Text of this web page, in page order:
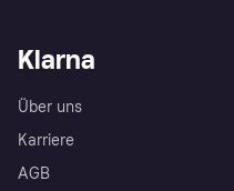
Klarna
Über uns
Karriere
AGB